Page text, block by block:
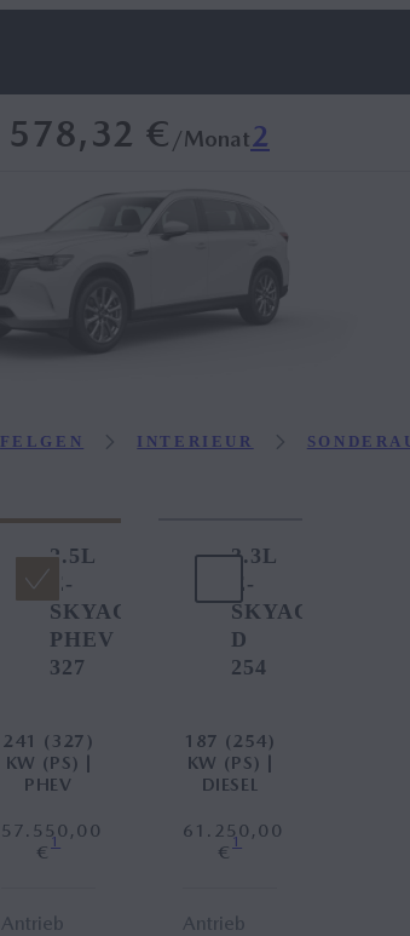
578,32 € /Monat2
FELGEN INTERIEUR
2.5L
E-
SKYACTIV
PHEV
327
241 (327)
KW (PS) |
PHEV
57.550,00
€ 1
Antrieb
3.3L
E-
SKYACTIV
D
254
187 (254)
KW (PS) |
DIESEL
61.250,00
€ 1
Antrieb